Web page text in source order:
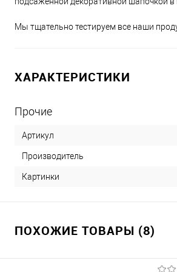
Мы тщательно тестируем все наши
ХАРАКТЕРИСТИКИ
Прочие
Артикул
Производитель
Картинки
ПОХОЖИЕ ТОВАРЫ (8)